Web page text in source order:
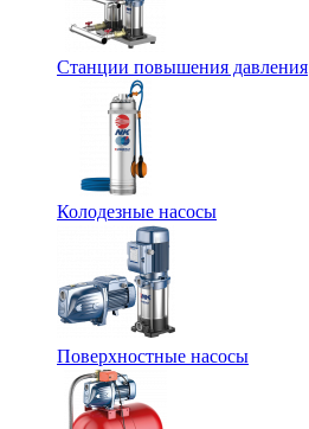
Станции повышения давления
Колодезные насосы
Поверхностные насосы